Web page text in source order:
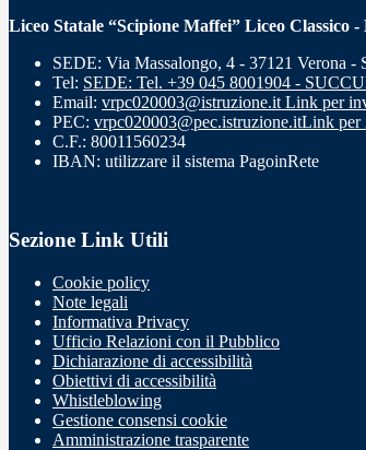
Liceo Statale “Scipione Maffei” Liceo Classico
SEDE: Via Massalongo, 4 - 37121 Verona
Tel: SEDE: Tel. +39 045 8001904 -
Email: vrpc020003@istruzione.it Link per
PEC: vrpc020003@pec.istruzione.itLink per
C.F.: 80011560234
IBAN: utilizzare il sistema PagoinRete
Sezione Link Utili
Cookie policy
Note legali
Informativa Privacy
Ufficio Relazioni con il Pubblico
Dichiarazione di accessibilità
Obiettivi di accessibilità
Whistleblowing
Gestione consensi cookie
Amministrazione trasparente